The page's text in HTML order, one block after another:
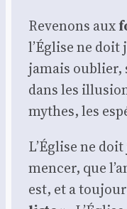
Reve­nons aux
l’É­glise ne doit
jamais oublier,
dans les
mythes, les
L’É­glise ne
men­cer, que
est, et a